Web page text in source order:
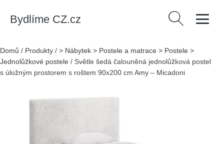
Bydlíme CZ.cz Vyhledávání
Domů / Produkty / > Nábytek > Postele a matrace > Postele >
Jednolůžkové postele / Světle šedá čalouněná jednolůžková postel
s úložným prostorem s roštem 90x200 cm Amy – Micadoni